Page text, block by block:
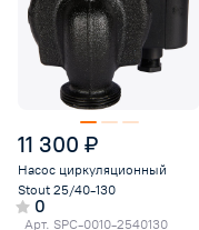
11 300 ₽
Насос циркуляционный
Stout 25/40-130
0
Арт. SPC-0010-2540130